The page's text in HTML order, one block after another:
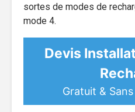
sortes de modes de
mode 4.